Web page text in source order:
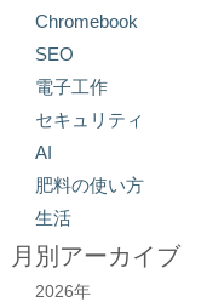
Chromebook
SEO
電子工作
セキュリティ
AI
肥料の使い方
生活
月別アーカイブ
2026年